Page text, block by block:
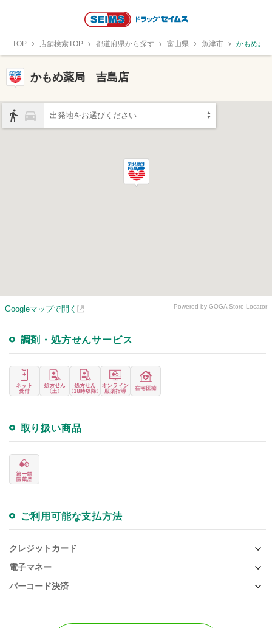
TOP 店舗検索TOP 都道府県から探す 富山県 魚津市 かもめ薬
かもめ薬局 吉島店
出発地をお選びください
Googleマップで開く Powered by GOGA Store Locator
調剤・処方せんサービス
取り扱い商品
ご利用可能な支払方法
クレジットカード
電子マネー
バーコード決済